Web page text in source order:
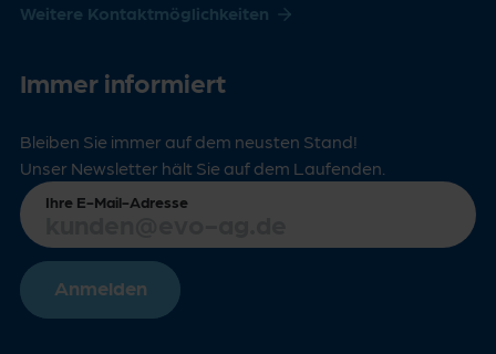
Weitere Kontaktmöglichkeiten
Immer informiert
Bleiben Sie immer auf dem neusten Stand!
Unser Newsletter hält Sie auf dem Laufenden.
Ihre E-Mail-Adresse
Anmelden